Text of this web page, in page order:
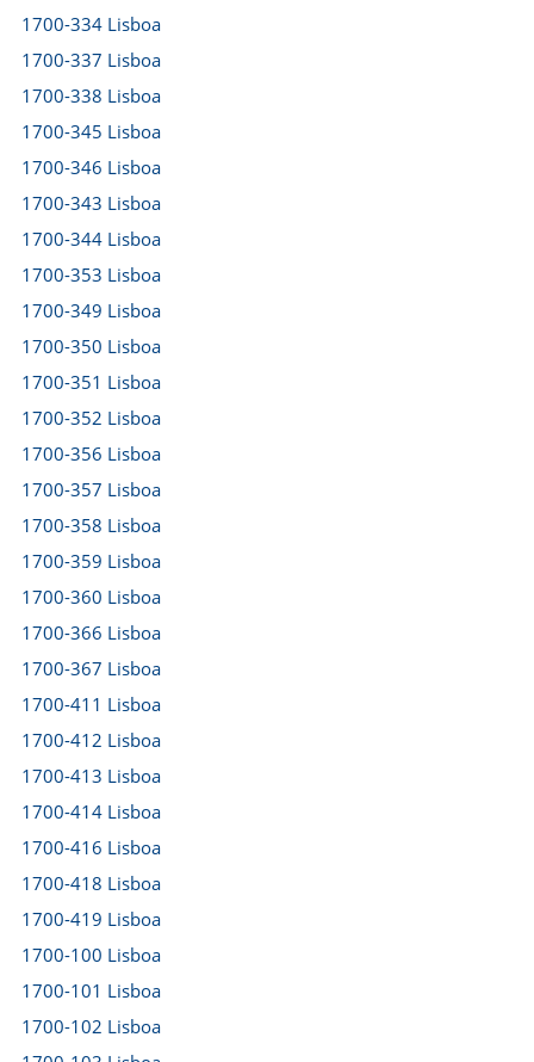
1700-334 Lisboa
1700-337 Lisboa
1700-338 Lisboa
1700-345 Lisboa
1700-346 Lisboa
1700-343 Lisboa
1700-344 Lisboa
1700-353 Lisboa
1700-349 Lisboa
1700-350 Lisboa
1700-351 Lisboa
1700-352 Lisboa
1700-356 Lisboa
1700-357 Lisboa
1700-358 Lisboa
1700-359 Lisboa
1700-360 Lisboa
1700-366 Lisboa
1700-367 Lisboa
1700-411 Lisboa
1700-412 Lisboa
1700-413 Lisboa
1700-414 Lisboa
1700-416 Lisboa
1700-418 Lisboa
1700-419 Lisboa
1700-100 Lisboa
1700-101 Lisboa
1700-102 Lisboa